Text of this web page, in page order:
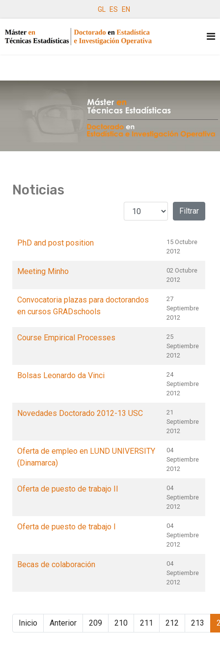
GL ES EN
Noticias
Cantidad a mostrarFiltrar
PhD and post position
15 Octubre
2012
Meeting Minho
02 Octubre
2012
Convocatoria plazas para doctorandos
en cursos GRADschools
27
Septiembre
2012
Course Empirical Processes
25
Septiembre
2012
Bolsas Leonardo da Vinci
24
Septiembre
2012
Novedades Doctorado 2012-13 USC
21
Septiembre
2012
Oferta de empleo en LUND UNIVERSITY
(Dinamarca)
04
Septiembre
2012
Oferta de puesto de trabajo II
04
Septiembre
2012
Oferta de puesto de trabajo I
04
Septiembre
2012
Becas de colaboración
04
Septiembre
2012
Inicio Anterior 209 210 211 212 213